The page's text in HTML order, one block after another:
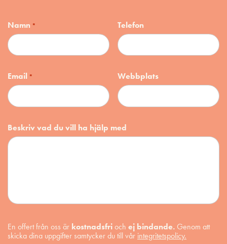
Namn * Telefon
Email * Webbplats
Beskriv vad du vill ha hjälp med
En offert från oss är kostnadsfrioch ej bindande. Genom att
skicka dina uppgifter samtycker du till vår integritetspolicy.